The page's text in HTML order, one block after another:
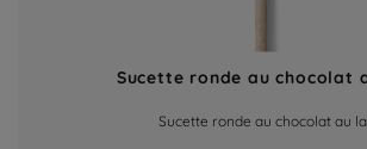
Sucette ronde au chocolat
Sucette ronde au chocolat au